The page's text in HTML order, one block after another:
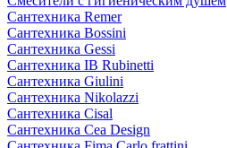
Сантехника Remer
Сантехника Bossini
Сантехника Gessi
Сантехника IB Rubinetti
Сантехника Giulini
Сантехника Nikolazzi
Сантехника Cisal
Сантехника Cea Design